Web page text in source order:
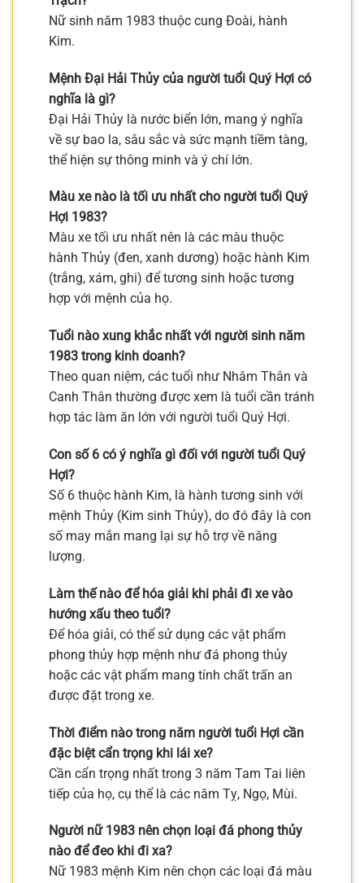
Nữ sinh năm 1983 thuộc cung Đoài, hành
Kim.
Mệnh Đại Hải Thủy của người tuổi Quý Hợi có
nghĩa là gì?
Đại Hải Thủy là nước biển lớn, mang ý nghĩa
về sự bao la, sâu sắc và sức mạnh tiềm tàng,
thể hiện sự thông minh và ý chí lớn.
Màu xe nào là tối ưu nhất cho người tuổi Quý
Hợi 1983?
Màu xe tối ưu nhất nên là các màu thuộc
hành Thủy (đen, xanh dương) hoặc hành Kim
(trắng, xám, ghi) để tương sinh hoặc tương
hợp với mệnh của họ.
Tuổi nào xung khắc nhất với người sinh năm
1983 trong kinh doanh?
Theo quan niệm, các tuổi như Nhâm Thân và
Canh Thân thường được xem là tuổi cần tránh
hợp tác làm ăn lớn với người tuổi Quý Hợi.
Con số 6 có ý nghĩa gì đối với người tuổi Quý
Hợi?
Số 6 thuộc hành Kim, là hành tương sinh với
mệnh Thủy (Kim sinh Thủy), do đó đây là con
số may mắn mang lại sự hỗ trợ về năng
lượng.
Làm thế nào để hóa giải khi phải đi xe vào
hướng xấu theo tuổi?
Để hóa giải, có thể sử dụng các vật phẩm
phong thủy hợp mệnh như đá phong thủy
hoặc các vật phẩm mang tính chất trấn an
được đặt trong xe.
Thời điểm nào trong năm người tuổi Hợi cần
đặc biệt cẩn trọng khi lái xe?
Cần cẩn trọng nhất trong 3 năm Tam Tai liên
tiếp của họ, cụ thể là các năm Tỵ, Ngọ, Mùi.
Người nữ 1983 nên chọn loại đá phong thủy
nào để đeo khi đi xa?
Nữ 1983 mệnh Kim nên chọn các loại đá màu